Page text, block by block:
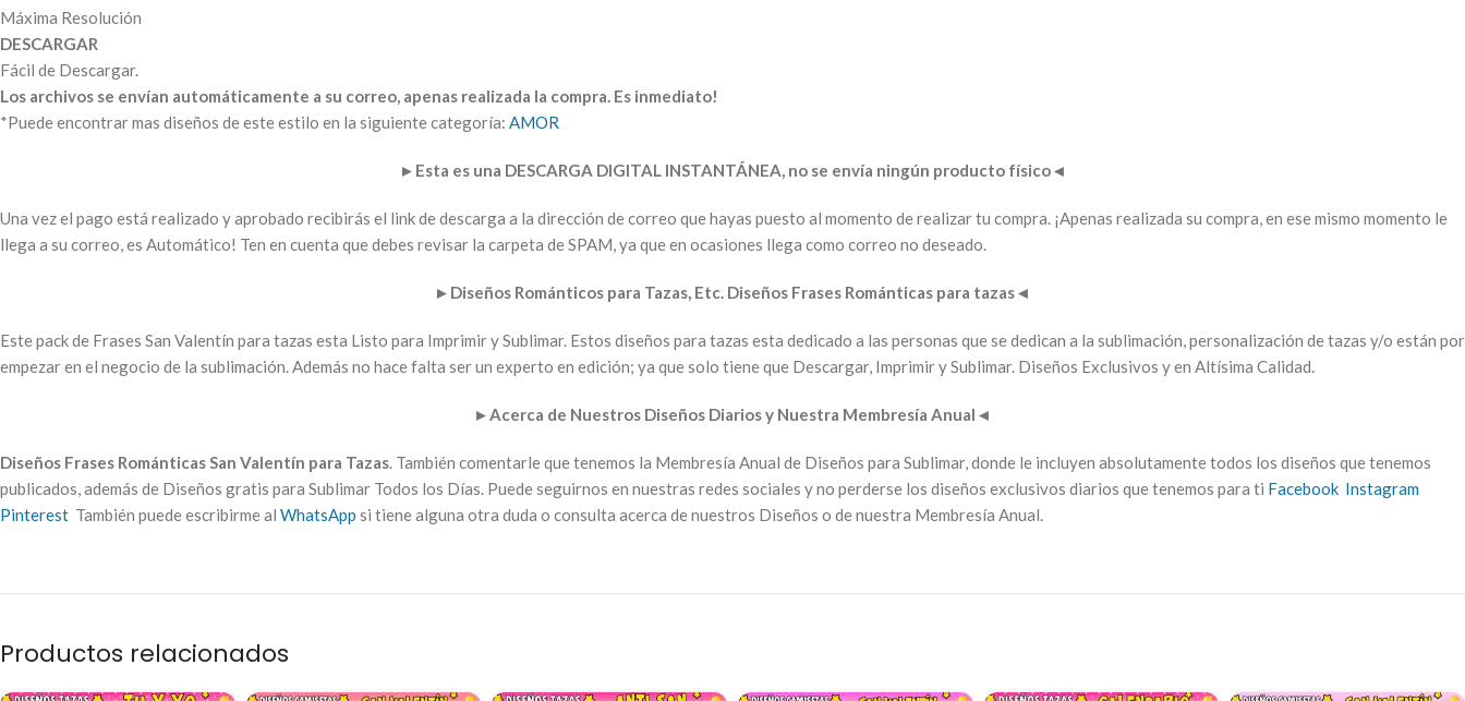
Máxima Resolución
DESCARGAR
Fácil de Descargar.
Los archivos se envían automáticamente a su correo, apenas realizada la compra. Es inmediato!
*Puede encontrar mas diseños de este estilo en la siguiente categoría: AMOR
► Esta es una DESCARGA DIGITAL INSTANTÁNEA, no se envía ningún producto físico◄
Una vez el pago está realizado y aprobado recibirás el link de descarga a la dirección de correo que hayas puesto al momento de realizar tu compra. ¡Apenas realizada su compra, en ese mismo momento le
llega a su correo, es Automático! Ten en cuenta que debes revisar la carpeta de SPAM, ya que en ocasiones llega como correo no deseado.
► Diseños Románticos para Tazas, Etc. Diseños Frases Románticas para tazas◄
Este pack de Frases San Valentín para tazas esta Listo para Imprimir y Sublimar. Estos diseños para tazas esta dedicado a las personas que se dedican a la sublimación, personalización de tazas y/o están por
empezar en el negocio de la sublimación. Además no hace falta ser un experto en edición; ya que solo tiene que Descargar, Imprimir y Sublimar. Diseños Exclusivos y en Altísima Calidad.
►Acerca de Nuestros Diseños Diarios y Nuestra Membresía Anual ◄
Diseños Frases Románticas San Valentín para Tazas. También comentarle que tenemos la Membresía Anual de Diseños para Sublimar, donde le incluyen absolutamente todos los diseños que tenemos
publicados, además de Diseños gratis para Sublimar Todos los Días. Puede seguirnos en nuestras redes sociales y no perderse los diseños exclusivos diarios que tenemos para ti Facebook Instagram
Pinterest También puede escribirme al WhatsApp si tiene alguna otra duda o consulta acerca de nuestros Diseños o de nuestra Membresía Anual.
Productos relacionados